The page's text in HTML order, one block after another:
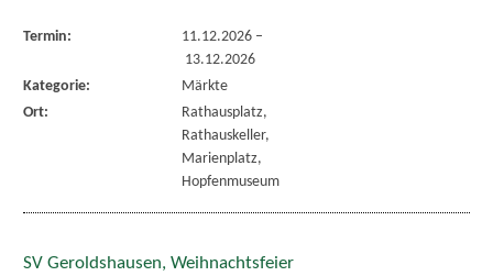
Termin: 11.12.2026–
13.12.2026
Kategorie:
Märkte
Ort:
Rathausplatz,
Rathauskeller,
Marienplatz,
Hopfenmuseum
SV Geroldshausen, Weihnachtsfeier